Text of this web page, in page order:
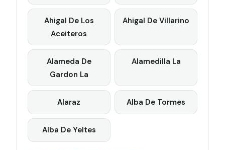
Ahigal De Los
Aceiteros
Ahigal De Villarino
Alameda De
Gardon La
Alamedilla La
Alaraz Alba De Tormes
Alba De Yeltes